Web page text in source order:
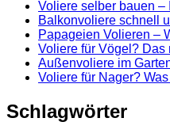
Voliere selber bauen
Balkonvoliere schnell
Papageien Volieren –
Voliere für Vögel? Das
Außenvoliere im
Voliere für Nager?
Schlagwörter